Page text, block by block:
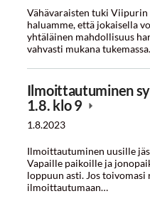
​Vähävaraisten tuki Viipurin
haluamme, että jokaisella
yhtäläinen mahdollisuus
vahvasti mukana
Ilmoittautuminen
1.8. klo 9
1.8.2023
Ilmoittautuminen uusille
Vapaille paikoille ja
loppuun asti. Jos
ilmoittautumaan…